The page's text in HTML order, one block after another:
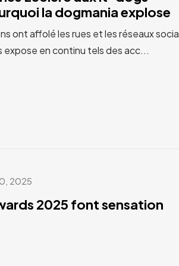
la dogmania explose
ont affolé les rues et les réseaux
expose en continu tels des acc...
2025
2025 font sensation